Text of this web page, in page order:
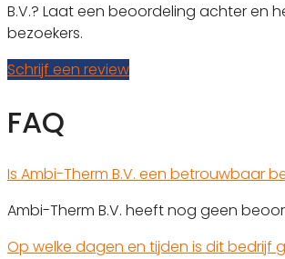
B.V.? Laat een beoordeling achter en
bezoekers.
Schrijf een review
FAQ
Is Ambi-Therm B.V. een betrouwbaar
Ambi-Therm B.V. heeft nog geen
Op welke dagen en tijden is dit bedrijf